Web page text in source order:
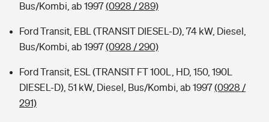
Kinderunfall-Check: Mehr Sicherheit für deine Kids
Typklassen: So ist Ihr Auto eingestuft
Sie haben Fragen?
Bus/Kombi, ab 1997(0928 / 289)
Ford Transit, EBL (TRANSIT DIESEL-D), 74 kW, Diesel,
Bus/Kombi, ab 1997(0928 / 290)
Ford Transit, ESL (TRANSIT FT 100L, HD, 150, 190L
DIESEL-D), 51 kW, Diesel, Bus/Kombi, ab 1997(0928 /
291)